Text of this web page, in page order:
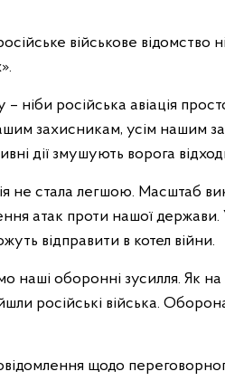
військове відомство
російська авіація
захисникам, усім нашим
дії змушують ворога
не стала легшою. Масштаб
атак проти нашої держави.
відправити в котел війни.
оборонні зусилля. Як на
російські війська.
щодо